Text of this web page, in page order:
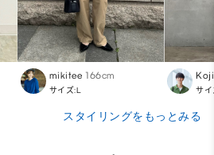
mikitee 166cm
サイズ:L サ
スタイリングをもっとみる